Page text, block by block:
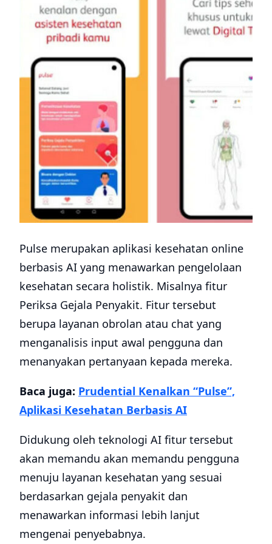
Pulse merupakan aplikasi kesehatan online
berbasis AI yang menawarkan pengelolaan
kesehatan secara holistik. Misalnya fitur
Periksa Gejala Penyakit. Fitur tersebut
berupa layanan obrolan atau chat yang
menganalisis input awal pengguna dan
menanyakan pertanyaan kepada mereka.
Baca juga: Prudential Kenalkan “Pulse”,
Aplikasi Kesehatan Berbasis AI
Didukung oleh teknologi AI fitur tersebut
akan memandu akan memandu pengguna
menuju layanan kesehatan yang sesuai
berdasarkan gejala penyakit dan
menawarkan informasi lebih lanjut
mengenai penyebabnya.